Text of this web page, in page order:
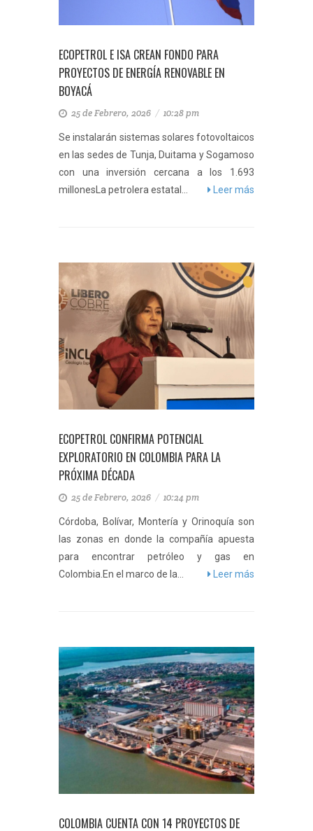
ECOPETROL E ISA CREAN FONDO PARA
PROYECTOS DE ENERGÍA RENOVABLE EN
BOYACÁ
25 de Febrero, 2026 / 10:28 pm
Se instalarán sistemas solares fotovoltaicos
en las sedes de Tunja, Duitama y Sogamoso
con una inversión cercana a los 1.693
millonesLa petrolera estatal...
Leer más
ECOPETROL CONFIRMA POTENCIAL
EXPLORATORIO EN COLOMBIA PARA LA
PRÓXIMA DÉCADA
25 de Febrero, 2026 / 10:24 pm
Córdoba, Bolívar, Montería y Orinoquía son
las zonas en donde la compañía apuesta
para encontrar petróleo y gas en
Colombia.En el marco de la...
Leer más
COLOMBIA CUENTA CON 14 PROYECTOS DE